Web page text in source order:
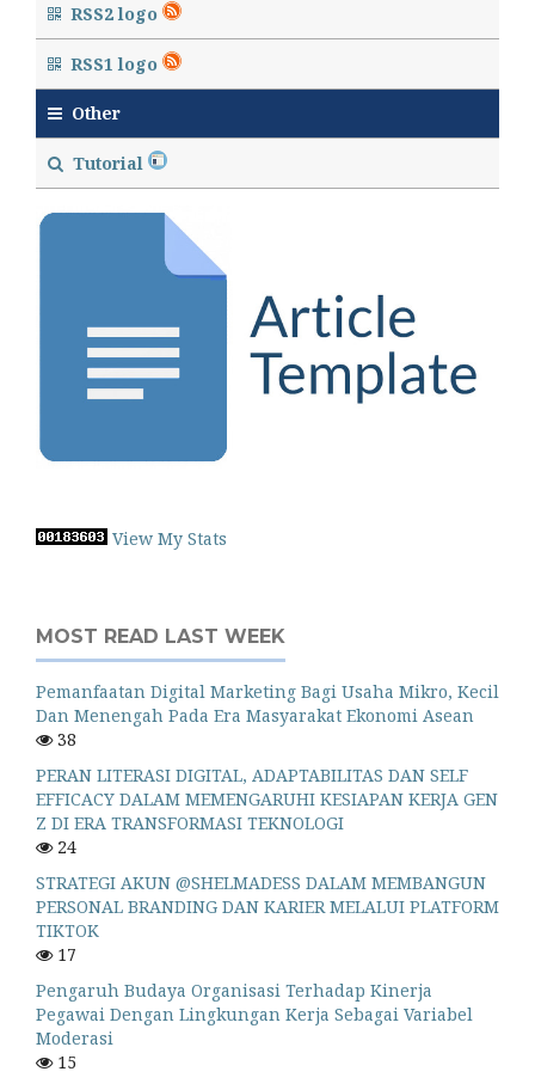
RSS2 logo
RSS1 logo
Other
Tutorial
View My Stats
MOST READ LAST WEEK
Pemanfaatan Digital Marketing Bagi Usaha Mikro, Kecil
Dan Menengah Pada Era Masyarakat Ekonomi Asean
38
PERAN LITERASI DIGITAL, ADAPTABILITAS DAN SELF
EFFICACY DALAM MEMENGARUHI KESIAPAN KERJA GEN
Z DI ERA TRANSFORMASI TEKNOLOGI
24
STRATEGI AKUN @SHELMADESS DALAM MEMBANGUN
PERSONAL BRANDING DAN KARIER MELALUI PLATFORM
TIKTOK
17
Pengaruh Budaya Organisasi Terhadap Kinerja
Pegawai Dengan Lingkungan Kerja Sebagai Variabel
Moderasi
15